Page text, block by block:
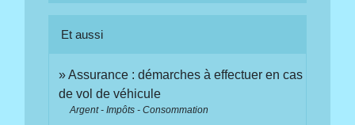
Et aussi
Assurance : démarches à effectuer en cas
de vol de véhicule
Argent - Impôts - Consommation